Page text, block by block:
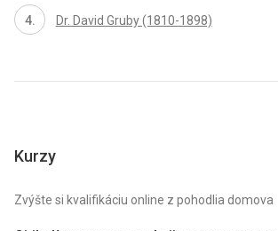
Dr. David Gruby (1810-1898)
Kurzy
Zvýšte si kvalifikáciu online z pohodlia domova